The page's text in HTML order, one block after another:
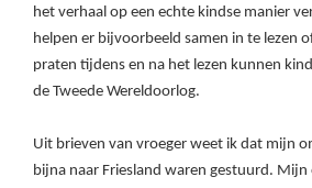
het verhaal op een echte kindse manier
helpen er bijvoorbeeld samen in te lezen
praten tijdens en na het lezen kunnen
de Tweede Wereldoorlog.
Uit brieven van vroeger weet ik dat mijn
bijna naar Friesland waren gestuurd.